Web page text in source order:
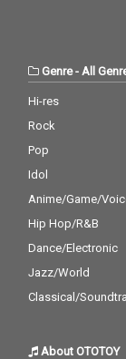
Genre- All
Hi-res
Rock
Pop
Idol
Anime/Game/
Hip Hop/R&B
Dance/Electronic
Jazz/World
Classical/
About OTOTOY